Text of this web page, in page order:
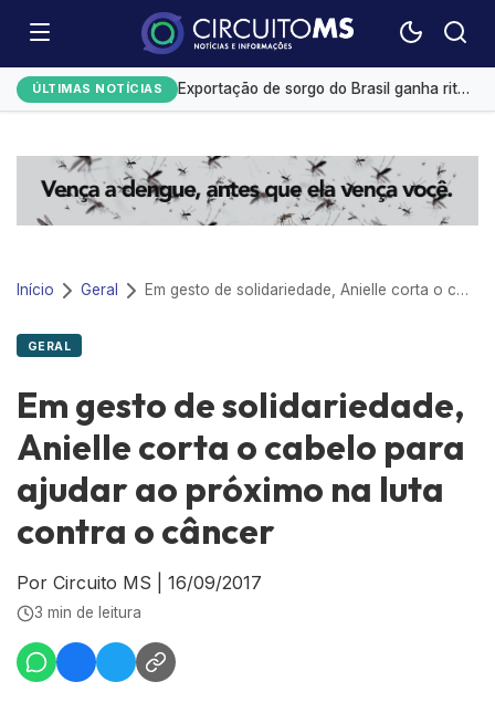
ÚLTIMAS NOTÍCIAS Exportação de sorgo do Brasil ganha ritmo em agosto com impulso da China
Início Geral Em gesto de solidariedade, Anielle corta o cabelo para ajudar ao próximo na luta contra o câncer
GERAL
Em gesto de solidariedade,
Anielle corta o cabelo para
ajudar ao próximo na luta
contra o câncer
Por Circuito MS 16/09/2017
3 min de leitura